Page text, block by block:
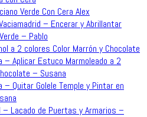
Verde Con Cera Alex
– Encerar y Abrillantar
– Pablo
a 2 colores Color Marrón y Chocolate
– Aplicar Estuco Marmoleado a 2
– Susana
– Quitar Golele Temple y Pintar en
– Lacado de Puertas y Armarios –